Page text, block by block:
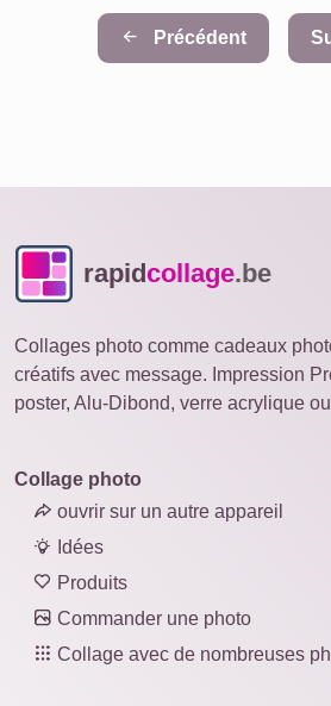
Précédent
rapidcollage.be
Collages photo comme cadeaux
créatifs avec message. Impression
poster, Alu-Dibond, verre acrylique
Collage photo
ouvrir sur un autre appareil
Idées
Produits
Commander une photo
Collage avec de nombreuses